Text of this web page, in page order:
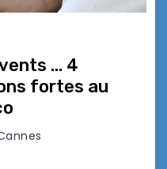
… 4
fortes au